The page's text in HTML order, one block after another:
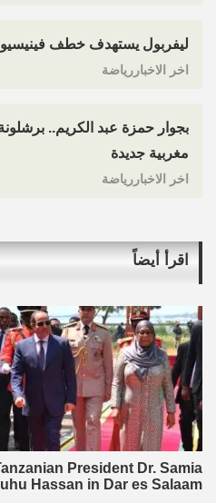
ليفربول يستهدف خطف
اخر الاخباررياضة
بجوار حمزة عبد الكريم..
مغربية جديدة
اخر الاخباررياضة
اقرأ أيضاً
President Dr. Samia
Hassan in Dar es Salaam